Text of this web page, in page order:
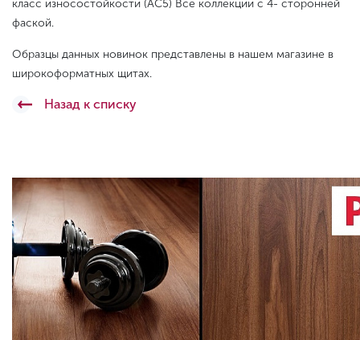
класс износостойкости (AC5) Все коллекции с 4- сторонней
фаской.
Образцы данных новинок представлены в нашем магазине в
широкоформатных щитах.
Назад к списку